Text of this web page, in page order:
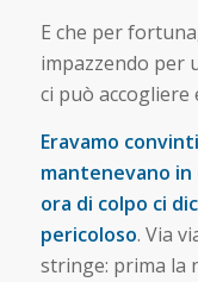
E che per
impazzendo per
ci può
Eravamo
mantenevano
ora di colpo ci
pericoloso. Via
stringe: prima la